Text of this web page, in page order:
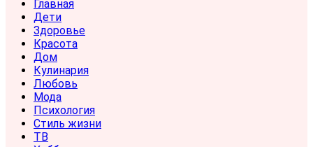
Главная
Дети
Здоровье
Красота
Дом
Кулинария
Любовь
Мода
Психология
Стиль жизни
ТВ